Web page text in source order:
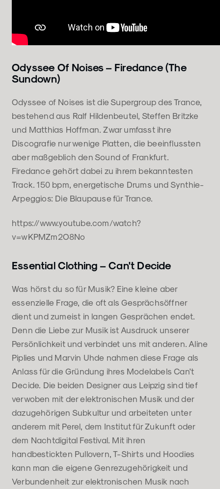
Odyssee Of Noises – Firedance (The
Sundown)
Odyssee of Noises ist die Supergroup des Trance,
bestehend aus Ralf Hildenbeutel, Steffen Britzke
und Matthias Hoffman. Zwar umfasst ihre
Discografie nur wenige Platten, die beeinflussten
aber maßgeblich den Sound of Frankfurt.
Firedance gehört dabei zu ihrem bekanntesten
Track. 150 bpm, energetische Drums und Synthie-
Arpeggios: Die Blaupause für Trance.
https://www.youtube.com/watch?
v=wKPMZm2O8No
Essential Clothing – Can't Decide
Was hörst du so für Musik? Eine kleine aber
essenzielle Frage, die oft als Gesprächsöffner
dient und zumeist in langen Gesprächen endet.
Denn die Liebe zur Musik ist Ausdruck unserer
Persönlichkeit und verbindet uns mit anderen. Aline
Piplies und Marvin Uhde nahmen diese Frage als
Anlass für die Gründung ihres Modelabels Can't
Decide. Die beiden Designer aus Leipzig sind tief
verwoben mit der elektronischen Musik und der
dazugehörigen Subkultur und arbeiteten unter
anderem mit Perel, dem Institut für Zukunft oder
dem Nachtdigital Festival. Mit ihren
handbestickten Pullovern, T-Shirts und Hoodies
kann man die eigene Genrezugehörigkeit und
Verbundenheit zur elektronischen Musik nach